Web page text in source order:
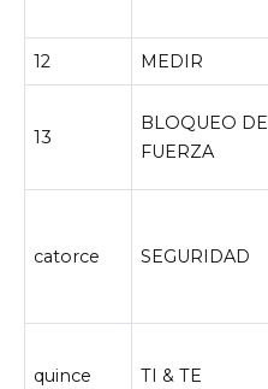
12 MEDIR
13
BLOQUEO DE
FUERZA
catorce SEGURIDAD
quince TI & TE